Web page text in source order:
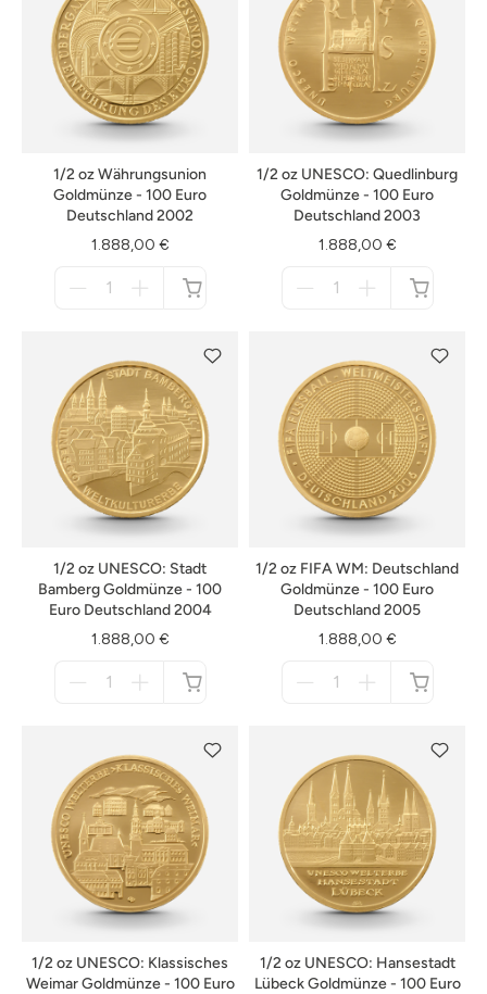
1/2 oz Währungsunion
Goldmünze - 100 Euro
Deutschland 2002
1.888,00 €
1/2 oz UNESCO: Quedlinburg
Goldmünze - 100 Euro
Deutschland 2003
1.888,00 €
1/2 oz UNESCO: Stadt
Bamberg Goldmünze - 100
Euro Deutschland 2004
1.888,00 €
1/2 oz FIFA WM: Deutschland
Goldmünze - 100 Euro
Deutschland 2005
1.888,00 €
1/2 oz UNESCO: Klassisches
Weimar Goldmünze - 100 Euro
1/2 oz UNESCO: Hansestadt
Lübeck Goldmünze - 100 Euro